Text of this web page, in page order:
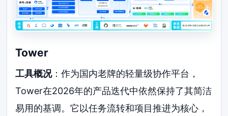
Tower
工具概况：作为国内老牌的轻量级协作平台，
Tower在2026年的产品迭代中依然保持了其简洁
易用的基调。它以任务流转和项目推进为核心，